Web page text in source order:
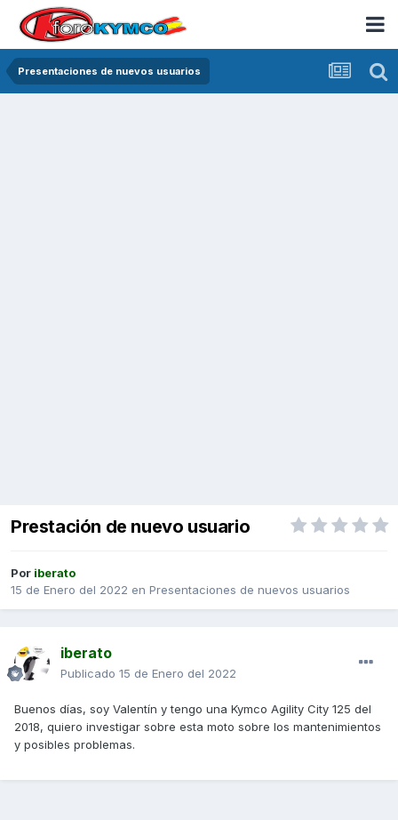
Presentaciones de nuevos usuarios
Prestación de nuevo usuario
Por iberato
15 de Enero del 2022 en Presentaciones de nuevos usuarios
iberato
Publicado 15 de Enero del 2022
Buenos días, soy Valentín y tengo una Kymco Agility City 125 del
2018, quiero investigar sobre esta moto sobre los mantenimientos
y posibles problemas.